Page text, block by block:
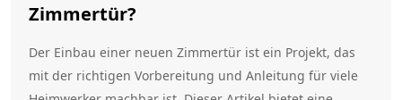
Zimmertür?
Der Einbau einer neuen Zimmertür ist ein Projekt, das
mit der richtigen Vorbereitung und Anleitung für viele